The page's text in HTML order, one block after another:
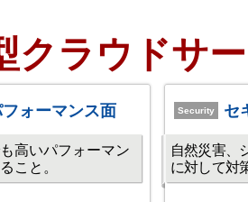
クラウドサ
ォーマンス面
高いパフォーマン
こと。
Security セ
自然災害、
に対して対